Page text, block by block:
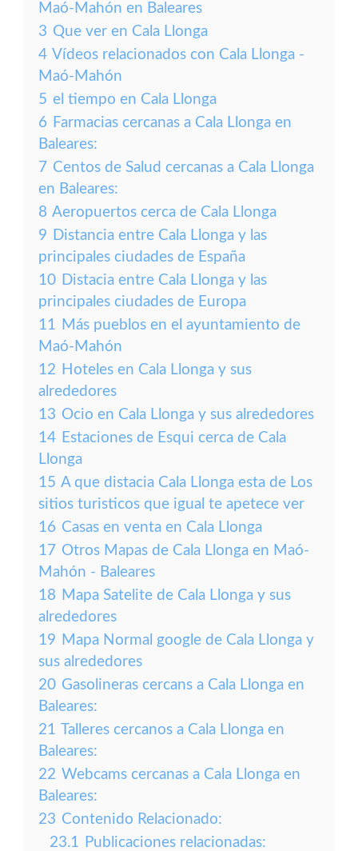
Maó-Mahón en Baleares
3 Que ver en Cala Llonga
4 Vídeos relacionados con Cala Llonga -
Maó-Mahón
5 el tiempo en Cala Llonga
6 Farmacias cercanas a Cala Llonga en
Baleares:
7 Centos de Salud cercanas a Cala Llonga
en Baleares:
8 Aeropuertos cerca de Cala Llonga
9 Distancia entre Cala Llonga y las
principales ciudades de España
10 Distacia entre Cala Llonga y las
principales ciudades de Europa
11 Más pueblos en el ayuntamiento de
Maó-Mahón
12 Hoteles en Cala Llonga y sus
alrededores
13 Ocio en Cala Llonga y sus alrededores
14 Estaciones de Esqui cerca de Cala
Llonga
15 A que distacia Cala Llonga esta de Los
sitios turisticos que igual te apetece ver
16 Casas en venta en Cala Llonga
17 Otros Mapas de Cala Llonga en Maó-
Mahón - Baleares
18 Mapa Satelite de Cala Llonga y sus
alrededores
19 Mapa Normal google de Cala Llonga y
sus alrededores
20 Gasolineras cercans a Cala Llonga en
Baleares:
21 Talleres cercanos a Cala Llonga en
Baleares:
22 Webcams cercanas a Cala Llonga en
Baleares:
23 Contenido Relacionado:
23.1 Publicaciones relacionadas: